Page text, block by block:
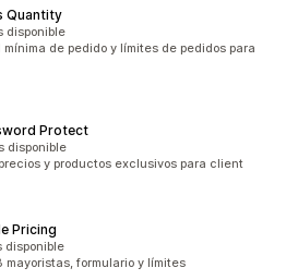
Quantity
disponible
de pedido y límites de pedidos para
Protect
disponible
y productos exclusivos para client
Pricing
disponible
mayoristas, formulario y límites